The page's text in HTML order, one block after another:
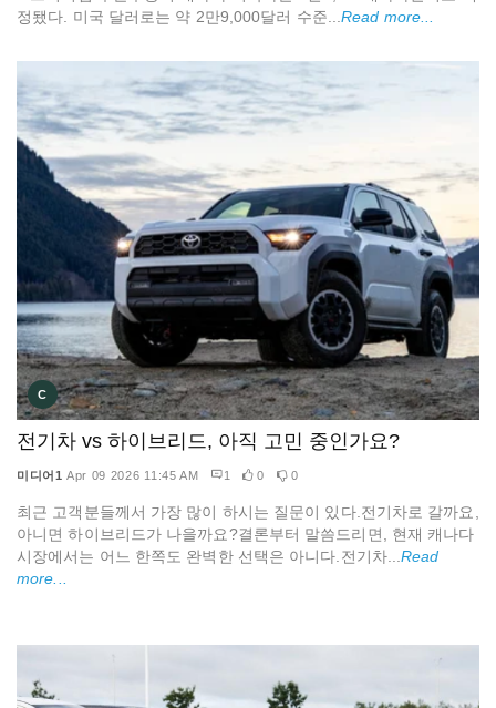
정됐다. 미국 달러로는 약 2만9,000달러 수준...Read more...
C
전기차 vs 하이브리드, 아직 고민 중인가요?
미디어1 Apr 09 2026 11:45 AM 1 0 0
최근 고객분들께서 가장 많이 하시는 질문이 있다.전기차로 갈까요,
아니면 하이브리드가 나을까요?결론부터 말씀드리면, 현재 캐나다
시장에서는 어느 한쪽도 완벽한 선택은 아니다.전기차...Read
more...